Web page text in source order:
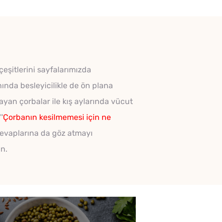
sayfalarımızda
besleyicilikle de ön plana
çorbalar ile kış aylarında vücut
Çorbanın kesilmemesi için ne
da göz atmayı